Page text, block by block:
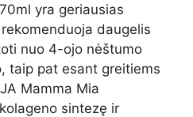
yra geriausias
daugelis
nuo 4-ojo nėštumo
taip pat esant greitiems
Mamma Mia
sintezę ir